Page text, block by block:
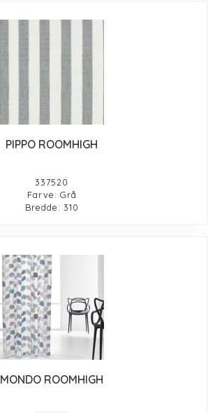
PIPPO ROOMHIGH
337520
Farve: Grå
Bredde: 310
MONDO ROOMHIGH